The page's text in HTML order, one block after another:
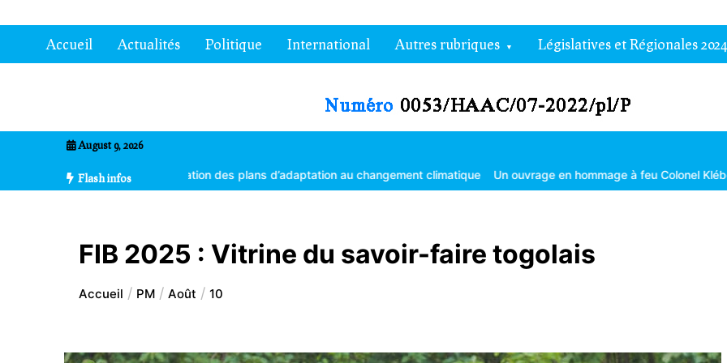
au
contenuAccueil Actualités Politique International Autres rubriques Législatives et Régionales 2024
August 9, 2026
Flash infos
formés à la vulgarisation des plans d’adaptation au changement climatique Un ouvrage en hommage à feu Colonel Kléber Dadjo
FIB 2025 : Vitrine du savoir-faire togolais
Accueil PM Août 10